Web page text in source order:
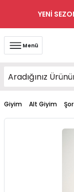
YENİ
Menü
Giyim Alt Giyim